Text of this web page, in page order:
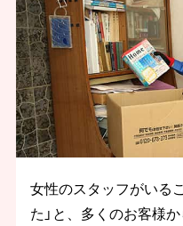
女性のスタッフがいる
た」と、多くのお客様